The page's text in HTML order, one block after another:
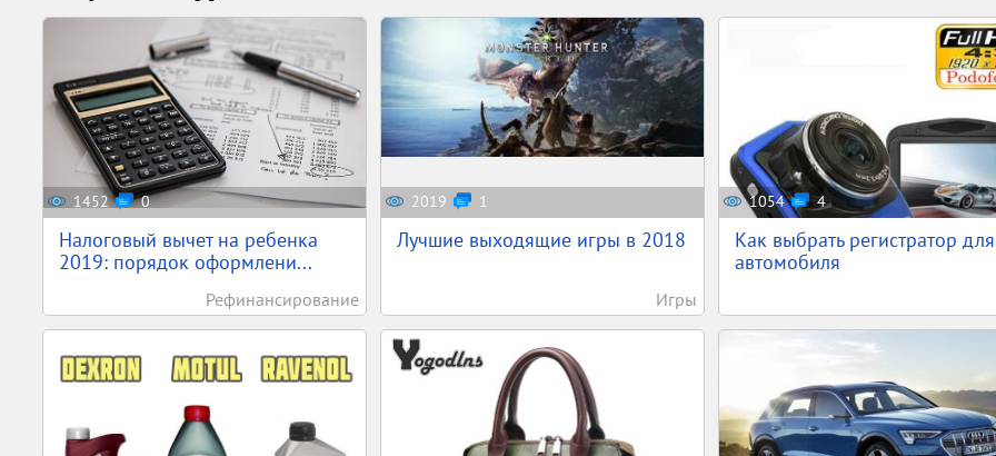
1452 0
Налоговый вычет на ребенка
2019: порядок оформлени...
Рефинансирование
2019 1
Лучшие выходящие игры в 2018
Игры
1054 4
Как выбрать регистратор для
автомобиля